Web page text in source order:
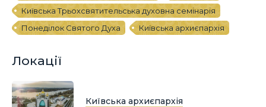
Київська Трьохсвятительська духовна семінарія
Понеділок Святого Духа
Київська архиєпархія
Локації
Київська архиєпархія